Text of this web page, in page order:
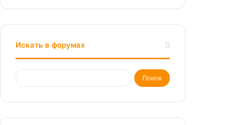
Искать в форумах